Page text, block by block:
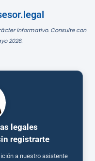
informativo. Consulte con
2026.
legales
registrarte
a nuestro asistente